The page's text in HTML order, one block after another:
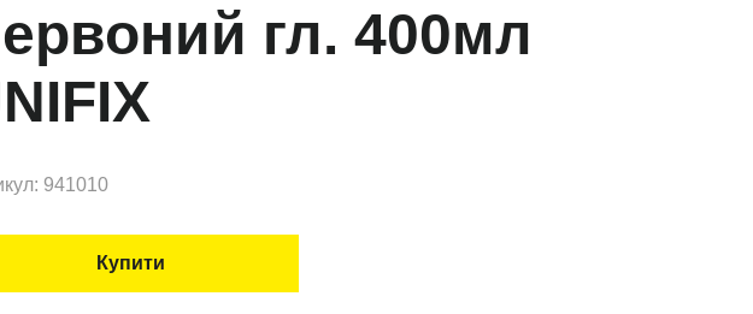
гл. 400мл
941010
Купити